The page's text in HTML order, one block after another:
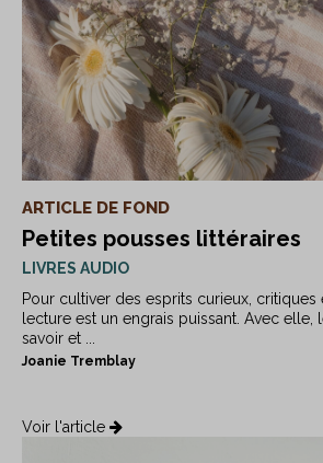
ARTICLE DE FOND
Petites pousses littéraires
LIVRES AUDIO
Pour cultiver des esprits curieux, critiques
lecture est un engrais puissant. Avec elle,
savoir et ...
Joanie Tremblay
Voir l'article